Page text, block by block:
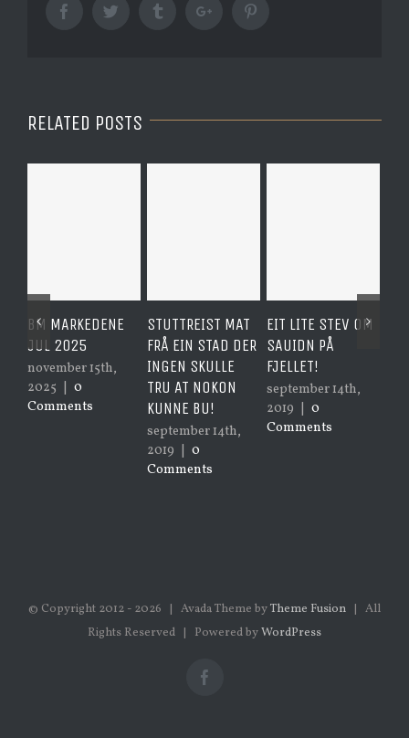
FacebookTwitter TumblrGoogle+
RELATED POSTS
BM MARKEDENE
JUL 2025
november 15th,
2025
0
Comments
STUTTREIST MAT
FRÅ EIN STAD DER
INGEN SKULLE
TRU AT NOKON
KUNNE BU!
september 14th,
2019
0
Comments
EIT LITE STEV OM
SAUIDN PÅ
FJELLET!
september 14th,
2019
0
Comments
© Copyright 2012 - 2026 | Avada Theme byTheme Fusion | All
Rights Reserved | Powered byWordPress